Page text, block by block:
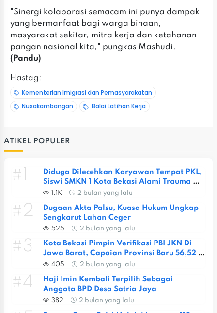
"Sinergi kolaborasi semacam ini punya dampak
yang bermanfaat bagi warga binaan,
masyarakat sekitar, mitra kerja dan ketahanan
pangan nasional kita," pungkas Mashudi.
(Pandu)
Hastag:
Kementerian Imigrasi dan Pemasyarakatan
Nusakambangan
Balai Latihan Kerja
ATIKEL POPULER
#1
Diduga Dilecehkan Karyawan Tempat PKL,
Siswi SMKN 1 Kota Bekasi Alami Trauma
Berat
1.1K 2 bulan yang lalu
#2
Dugaan Akta Palsu, Kuasa Hukum Ungkap
Sengkarut Lahan Ceger
525 2 bulan yang lalu
#3
Kota Bekasi Pimpin Verifikasi PBI JKN Di
Jawa Barat, Capaian Provinsi Baru 56,52
Persen
405 2 bulan yang lalu
#4
Haji Imin Kembali Terpilih Sebagai
Anggota BPD Desa Satria Jaya
382 2 bulan yang lalu